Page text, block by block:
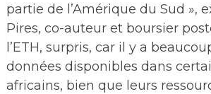
partie de l’Amérique du Sud »,
Pires, co-auteur et boursier
l’ETH, surpris, car il y a
données disponibles dans
africains, bien que leurs